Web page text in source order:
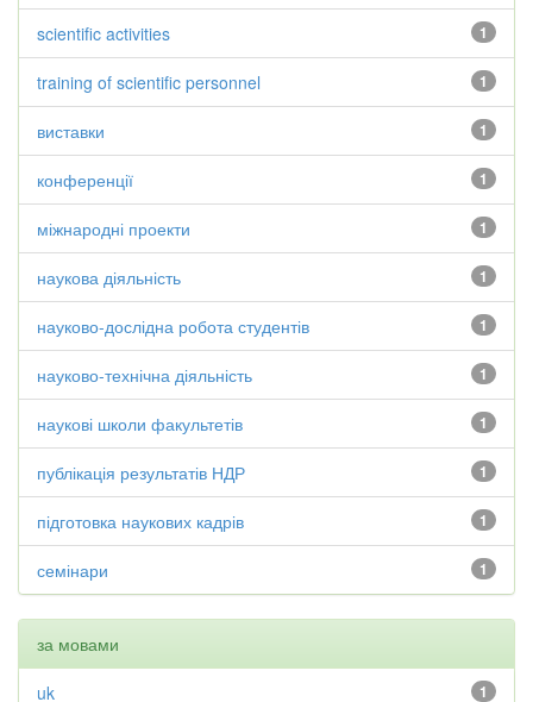
1
scientific activities
1
training of scientific personnel
1
виставки
1
конференції
1
міжнародні проекти
1
наукова діяльність
1
науково-дослідна робота студентів
1
науково-технічна діяльність
1
наукові школи факультетів
1
публікація результатів НДР
1
підготовка наукових кадрів
1
семінари
за мовами
1
uk